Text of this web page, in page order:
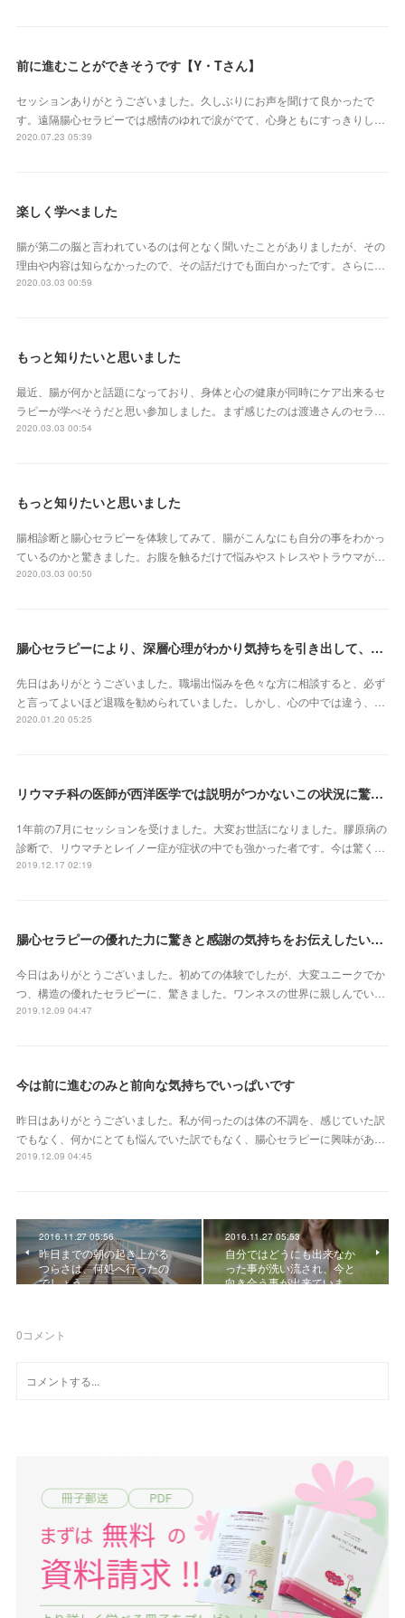
前に進むことができそうです【Y・Tさん】
セッションありがとうございました。久しぶりにお声を聞けて良かったで
す。遠隔腸心セラピーでは感情のゆれで涙がでて、心身ともにすっきりし…
2020.07.23 05:39
楽しく学べました
腸が第二の脳と言われているのは何となく聞いたことがありましたが、その
理由や内容は知らなかったので、その話だけでも面白かったです。さらに…
2020.03.03 00:59
もっと知りたいと思いました
最近、腸が何かと話題になっており、身体と心の健康が同時にケア出来るセ
ラピーが学べそうだと思い参加しました。まず感じたのは渡邊さんのセラ…
2020.03.03 00:54
もっと知りたいと思いました
腸相診断と腸心セラピーを体験してみて、腸がこんなにも自分の事をわかっ
ているのかと驚きました。お腹を触るだけで悩みやストレスやトラウマが…
2020.03.03 00:50
腸心セラピーにより、深層心理がわかり気持ちを引き出して、オーラも変わった気がします
先日はありがとうございました。職場出悩みを色々な方に相談すると、必ず
と言ってよいほど退職を勧められていました。しかし、心の中では違う、…
2020.01.20 05:25
リウマチ科の医師が西洋医学では説明がつかないこの状況に驚いて「何をしたのか?」 と不思議がるばかりです
1年前の7月にセッションを受けました。大変お世話になりました。膠原病の
診断で、リウマチとレイノー症が症状の中でも強かった者です。今は驚く…
2019.12.17 02:19
腸心セラピーの優れた力に驚きと感謝の気持ちをお伝えしたいです
今日はありがとうございました。初めての体験でしたが、大変ユニークでか
つ、構造の優れたセラピーに、驚きました。ワンネスの世界に親しんでい…
2019.12.09 04:47
今は前に進むのみと前向な気持ちでいっぱいです
昨日はありがとうございました。私が伺ったのは体の不調を、感じていた訳
でもなく、何かにとても悩んでいた訳でもなく、腸心セラピーに興味があ…
2019.12.09 04:45
2016.11.27 05:56
昨日までの朝の起き上がる
つらさは、何処へ行ったの
でしょう。
2016.11.27 05:53
自分ではどうにも出来なか
った事が洗い流され、今と
向き合う事が出来ていま…
0コメント